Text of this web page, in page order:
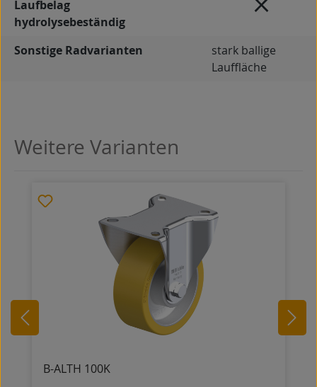
Laufbelag
hydrolysebeständig
Sonstige Radvarianten
stark ballige
Lauffläche
Produktgalerie überspringen
Weitere Varianten
B-ALTH 100K